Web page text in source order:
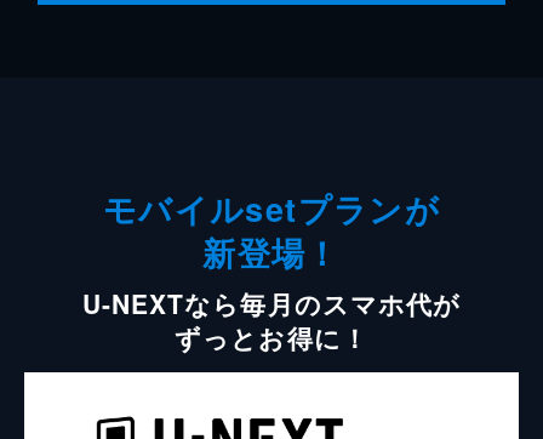
モバイルsetプランが
新登場！
U-NEXTなら毎月のスマホ代が
ずっとお得に！